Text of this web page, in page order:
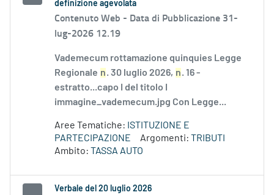
definizione agevolata
Contenuto Web - Data di Pubblicazione 31-
lug-2026 12.19
Vademecum rottamazione quinquies Legge
Regionale n. 30 luglio 2026, n. 16 -
estratto...capo I del titolo I
immagine_vademecum.jpg Con Legge...
Aree Tematiche: ISTITUZIONE E
PARTECIPAZIONE
Argomenti: TRIBUTI
Ambito: TASSA AUTO
Verbale del 20 luglio 2026